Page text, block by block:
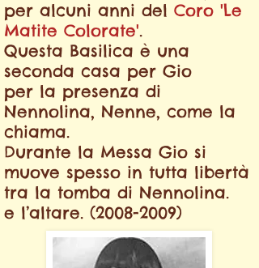
per alcuni anni del Coro 'Le
Matite Colorate'.
Questa Basilica è una
seconda casa per Gio
per la presenza di
Nennolina, Nenne, come la
chiama.
Durante la Messa Gio si
muove spesso in tutta libertà
tra la tomba di Nennolina.
e l’altare. (2008-2009)